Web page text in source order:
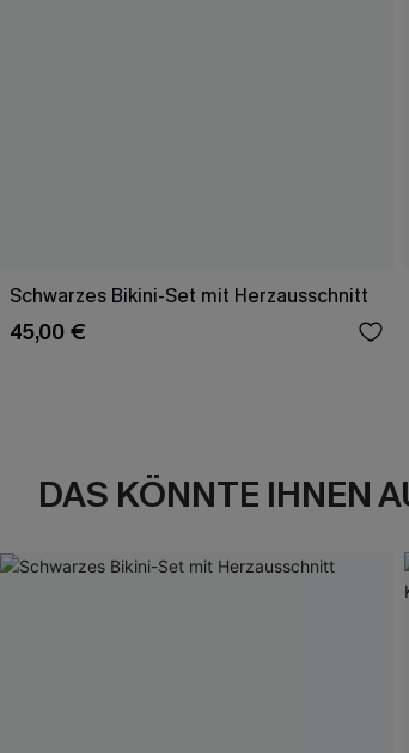
Schwarzes Bikini-Set mit Herzausschnitt
45,00 €
DAS KÖNNTE IHNEN